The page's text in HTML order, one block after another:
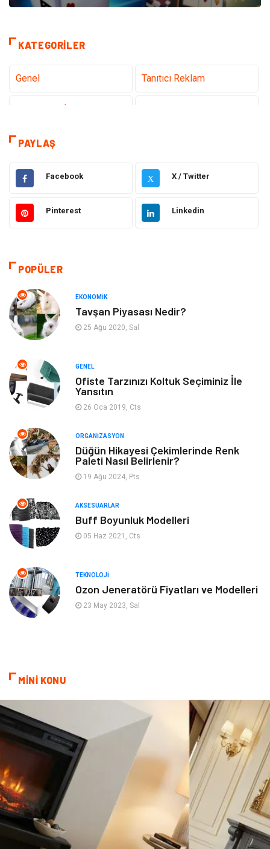
KATEGORILER
Genel Tanıtıcı Reklam
teknoloji
Hukuk Giyim
Elektronik Makine
Sağlıklı Yaşam
Otomotiv
Tatil
Yeme & İçme Spor
Gençlik & Eğlence Keyif & Hobi
Aksesuarlar
Mobilya
Gayrimenkul
Ev İşleri
Astroloji
Cam sosyal
Kına Gecesi genel blog
Sigorta Veteriner
kadınlar ve takı
PAYLAŞ
Facebook X X / Twitter
Pinterest Linkedin
POPÜLER
EKONOMIK
Tavşan Piyasası Nedir?
25 Ağu 2020, Sal
GENEL
Ofiste Tarzınızı Koltuk Seçiminiz İle
Yansıtın
26 Oca 2019, Cts
ORGANIZASYON
Düğün Hikayesi Çekimlerinde Renk
Paleti Nasıl Belirlenir?
19 Ağu 2024, Pts
AKSESUARLAR
Buff Boyunluk Modelleri
05 Haz 2021, Cts
TEKNOLOJI
Ozon Jeneratörü Fiyatları ve Modelleri
23 May 2023, Sal
MİNİ KONU